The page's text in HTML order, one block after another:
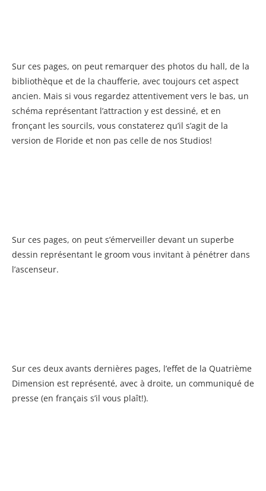
Sur ces pages, on peut remarquer des photos du hall, de la
bibliothèque et de la chaufferie, avec toujours cet aspect
ancien. Mais si vous regardez attentivement vers le bas, un
schéma représentant l’attraction y est dessiné, et en
fronçant les sourcils, vous constaterez qu’il s’agit de la
version de Floride et non pas celle de nos Studios!
Sur ces pages, on peut s’émerveiller devant un superbe
dessin représentant le groom vous invitant à pénétrer dans
l’ascenseur.
Sur ces deux avants dernières pages, l’effet de la Quatrième
Dimension est représenté, avec à droite, un communiqué de
presse (en français s’il vous plaît!).